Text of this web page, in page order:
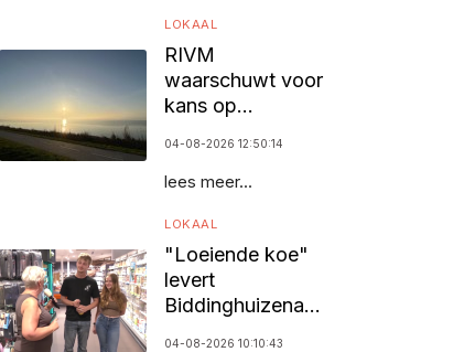
LOKAAL
RIVM
waarschuwt voor
kans op
04-08-2026 12:50:14
lees meer...
LOKAAL
"Loeiende koe"
levert
Biddinghuizenaar
04-08-2026 10:10:43